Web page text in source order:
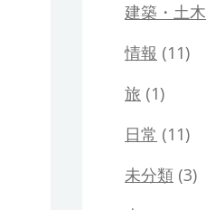
建築・土木
情報 (11)
旅 (1)
日常 (11)
未分類 (3)